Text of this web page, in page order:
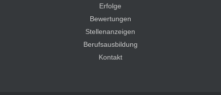
Erfolge
Bewertungen
Stellenanzeigen
Berufsausbildung
Kontakt